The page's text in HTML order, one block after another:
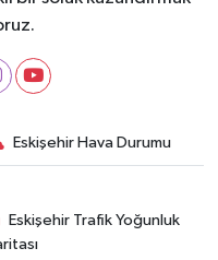
Eskişehir Hava Durumu
Eskişehir Trafik Yoğunluk